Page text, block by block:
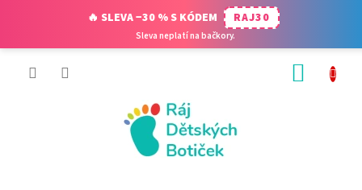
🔥 SLEVA −30 % S KÓDEM RAJ30
Sleva neplatí na bačkory.